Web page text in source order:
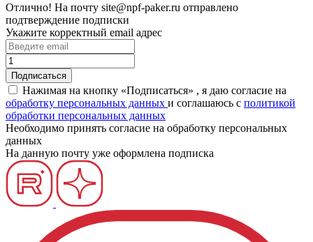
Отлично! На почту site@npf-paker.ru отправлено
подтверждение подписки
Укажите корректный email адрес
Нажимая на кнопку «Подписаться» , я даю согласие на
обработку персональных данных и соглашаюсь c политикой
обработки персональных данных
Необходимо принять согласие на обработку персональных
данных
На данную почту уже оформлена подписка